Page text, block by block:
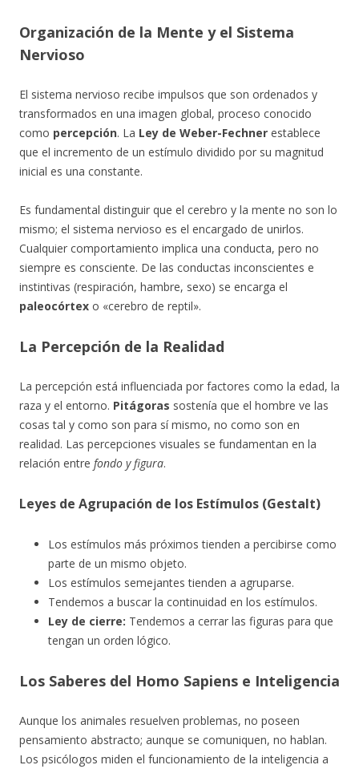
Organización de la Mente y el Sistema
Nervioso
El sistema nervioso recibe impulsos que son ordenados y
transformados en una imagen global, proceso conocido
como percepción. La Ley de Weber-Fechner establece
que el incremento de un estímulo dividido por su magnitud
inicial es una constante.
Es fundamental distinguir que el cerebro y la mente no son lo
mismo; el sistema nervioso es el encargado de unirlos.
Cualquier comportamiento implica una conducta, pero no
siempre es consciente. De las conductas inconscientes e
instintivas (respiración, hambre, sexo) se encarga el
paleocórtex o «cerebro de reptil».
La Percepción de la Realidad
La percepción está influenciada por factores como la edad, la
raza y el entorno. Pitágoras sostenía que el hombre ve las
cosas tal y como son para sí mismo, no como son en
realidad. Las percepciones visuales se fundamentan en la
relación entre fondo y figura.
Leyes de Agrupación de los Estímulos (Gestalt)
Los estímulos más próximos tienden a percibirse como
parte de un mismo objeto.
Los estímulos semejantes tienden a agruparse.
Tendemos a buscar la continuidad en los estímulos.
Ley de cierre: Tendemos a cerrar las figuras para que
tengan un orden lógico.
Los Saberes del Homo Sapiens e Inteligencia
Aunque los animales resuelven problemas, no poseen
pensamiento abstracto; aunque se comuniquen, no hablan.
Los psicólogos miden el funcionamiento de la inteligencia a